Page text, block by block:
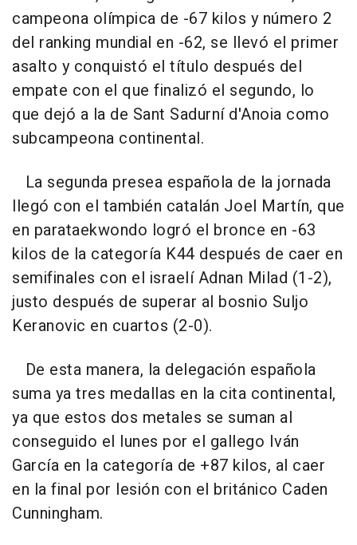
campeona olímpica de -67 kilos y número 2
del ranking mundial en -62, se llevó el primer
asalto y conquistó el título después del
empate con el que finalizó el segundo, lo
que dejó a la de Sant Sadurní d'Anoia como
subcampeona continental.
La segunda presea española de la jornada
llegó con el también catalán Joel Martín, que
en parataekwondo logró el bronce en -63
kilos de la categoría K44 después de caer en
semifinales con el israelí Adnan Milad (1-2),
justo después de superar al bosnio Suljo
Keranovic en cuartos (2-0).
De esta manera, la delegación española
suma ya tres medallas en la cita continental,
ya que estos dos metales se suman al
conseguido el lunes por el gallego Iván
García en la categoría de +87 kilos, al caer
en la final por lesión con el británico Caden
Cunningham.